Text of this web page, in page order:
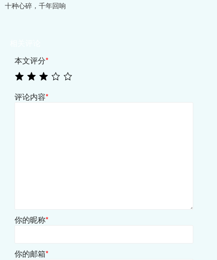
十种心碎，千年回响
本文评分*
评论内容*
你的昵称*
你的邮箱*